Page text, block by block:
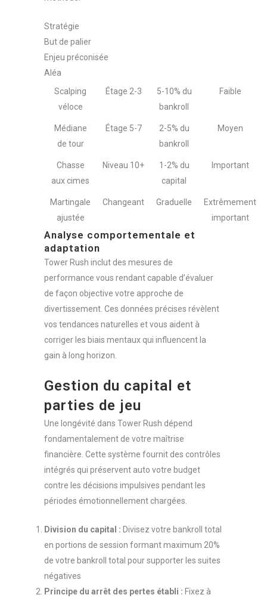
Stratégie
But de palier
Enjeu préconisée
Aléa
Scalping
véloce
Étage 2-3
5-10% du
bankroll
Faible
Médiane
de tour
Étage 5-7
2-5% du
bankroll
Moyen
Chasse
aux cimes
Niveau 10+
1-2% du
capital
Important
Martingale
ajustée
Changeant Graduelle
Extrêmement
important
Analyse comportementale et
adaptation
Tower Rush inclut des mesures de
performance vous rendant capable d’évaluer
de façon objective votre approche de
divertissement. Ces données précises révèlent
vos tendances naturelles et vous aident à
corriger les biais mentaux qui influencent la
gain à long horizon.
Gestion du capital et
parties de jeu
Une longévité dans Tower Rush dépend
fondamentalement de votre maîtrise
financière. Cette système fournit des contrôles
intégrés qui préservent auto votre budget
contre les décisions impulsives pendant les
périodes émotionnellement chargées.
Division du capital : Divisez votre bankroll total
en portions de session formant maximum 20%
de votre bankroll total pour supporter les suites
négatives
Principe du arrêt des pertes établi : Fixez à